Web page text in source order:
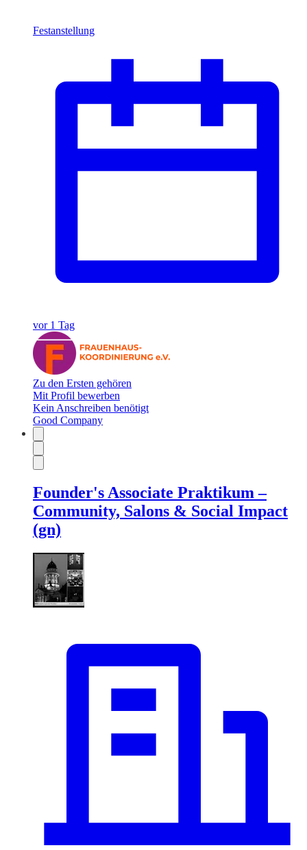
Festanstellung
vor 1 Tag
Zu den Ersten gehören
Mit Profil bewerben
Kein Anschreiben benötigt
Good Company
Founder's Associate Praktikum –
Community, Salons & Social Impact
(gn)